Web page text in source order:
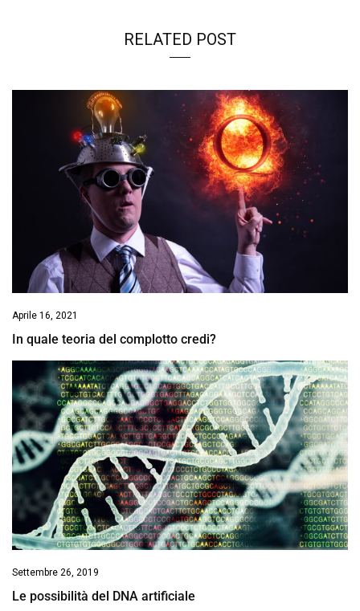
RELATED POST
Aprile 16, 2021
In quale teoria del complotto credi?
Settembre 26, 2019
Le possibilità del DNA artificiale